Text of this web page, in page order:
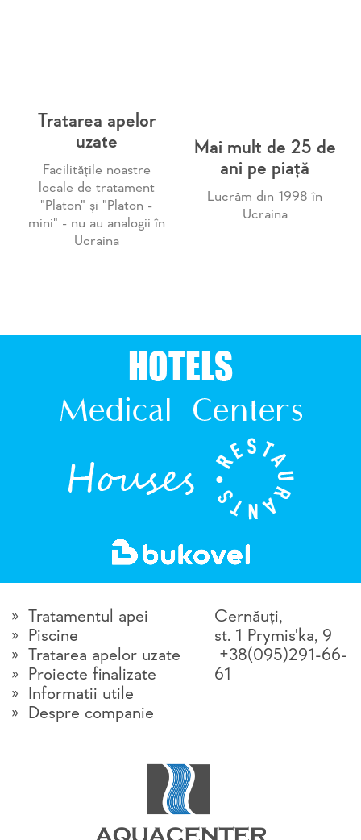
Tratarea apelor
uzate
Facilitățile noastre
locale de tratament
"Platon" și "Platon -
mini" - nu au analogii în
Ucraina
Mai mult de 25 de
ani pe piață
Lucrăm din 1998 în
Ucraina
Tratamentul apei
Piscine
Tratarea apelor uzate
Proiecte finalizate
Informatii utile
Despre companie
Cernăuţi,
st. 1 Prymis'ka, 9
+38(095)291-66-
61